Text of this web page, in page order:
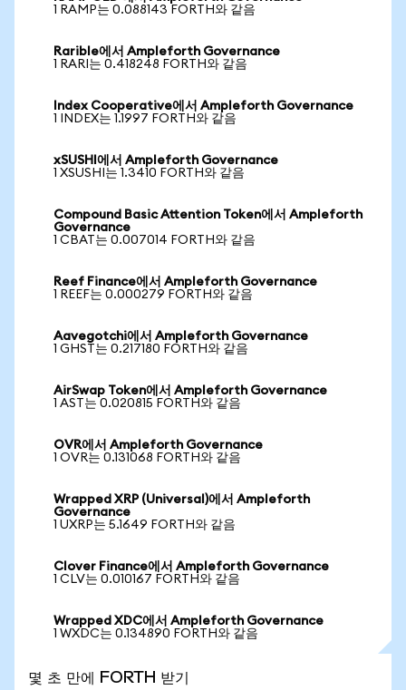
1 RAMP는 0.088143 FORTH와 같음
Rarible에서 Ampleforth Governance
1 RARI는 0.418248 FORTH와 같음
Index Cooperative에서 Ampleforth Governance
1 INDEX는 1.1997 FORTH와 같음
xSUSHI에서 Ampleforth Governance
1 XSUSHI는 1.3410 FORTH와 같음
Compound Basic Attention Token에서 Ampleforth
Governance
1 CBAT는 0.007014 FORTH와 같음
Reef Finance에서 Ampleforth Governance
1 REEF는 0.000279 FORTH와 같음
Aavegotchi에서 Ampleforth Governance
1 GHST는 0.217180 FORTH와 같음
AirSwap Token에서 Ampleforth Governance
1 AST는 0.020815 FORTH와 같음
OVR에서 Ampleforth Governance
1 OVR는 0.131068 FORTH와 같음
Wrapped XRP (Universal)에서 Ampleforth
Governance
1 UXRP는 5.1649 FORTH와 같음
Clover Finance에서 Ampleforth Governance
1 CLV는 0.010167 FORTH와 같음
Wrapped XDC에서 Ampleforth Governance
1 WXDC는 0.134890 FORTH와 같음
몇 초 만에 FORTH 받기